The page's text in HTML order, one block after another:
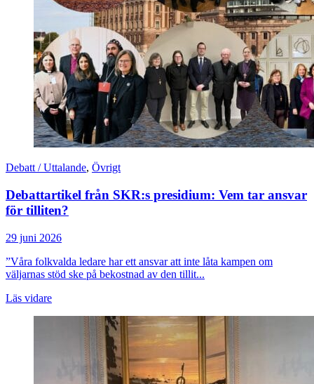
Debatt / Uttalande, Övrigt
Debattartikel från SKR:s presidium: Vem tar ansvar
för tilliten?
29 juni 2026
”Våra folkvalda ledare har ett ansvar att inte låta kampen om
väljarnas stöd ske på bekostnad av den tillit...
Läs vidare